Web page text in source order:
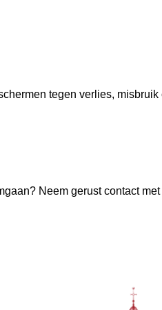
tegen verlies,
Neem gerust contact